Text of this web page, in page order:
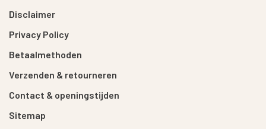
Disclaimer
Privacy Policy
Betaalmethoden
Verzenden & retourneren
Contact & openingstijden
Sitemap